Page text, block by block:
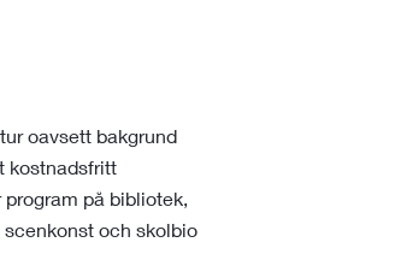
oavsett bakgrund
kostnadsfritt
på bibliotek,
och skolbio